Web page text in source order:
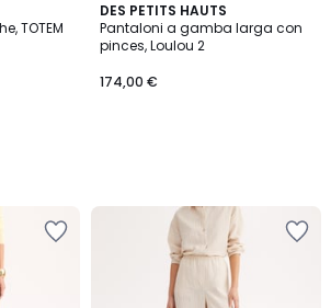
TOTEM
DES PETITS HAUTS
Pantaloni a gamba larga con
pinces, Loulou 2
174,00 €